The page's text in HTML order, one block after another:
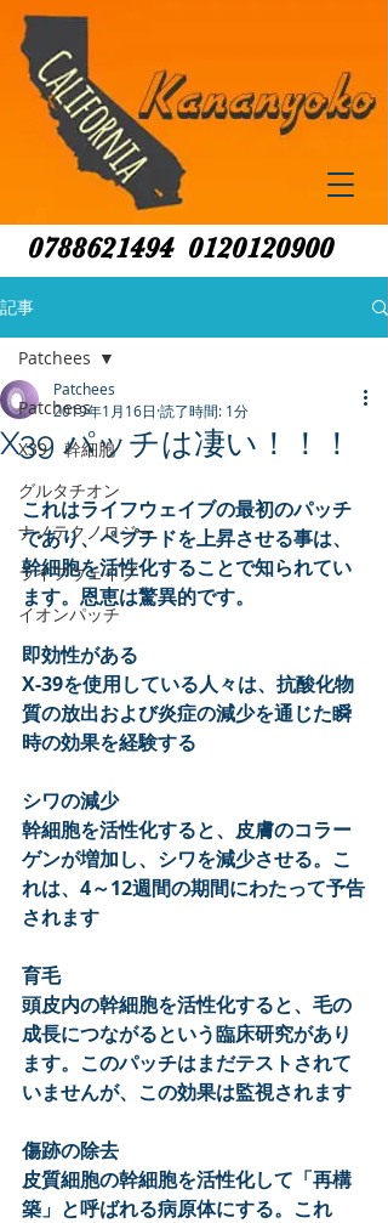
0788621494 0120120900
記事
Patchees
X39 幹細胞
グルタチオン
ナノテクノロジー
ライフウェイブ
イオンパッチ
Patchees
X39 パッチは凄い！！！
Patchees
2019年1月16日 読了時間: 1分
これはライフウェイブの最初のパッチ
であり、ペプチドを上昇させる事は、
幹細胞を活性化することで知られてい
ます。恩恵は驚異的です。
即効性がある
X-39を使用している人々は、抗酸化物
質の放出および炎症の減少を通じた瞬
時の効果を経験する
シワの減少
幹細胞を活性化すると、皮膚のコラー
ゲンが増加し、シワを減少させる。こ
れは、4～12週間の期間にわたって予告
されます
育毛
頭皮内の幹細胞を活性化すると、毛の
成長につながるという臨床研究があり
ます。このパッチはまだテストされて
いませんが、この効果は監視されます
傷跡の除去
皮質細胞の幹細胞を活性化して「再構
築」と呼ばれる病原体にする。これ